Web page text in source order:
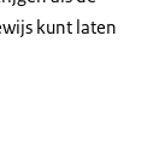
kunt laten